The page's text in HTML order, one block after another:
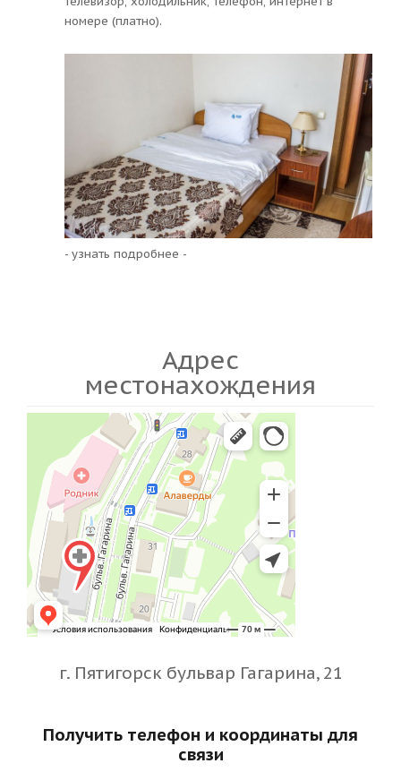
номере (платно).
- узнать подробнее -
Адрес
местонахождения
г. Пятигорск бульвар Гагарина, 21
Получить телефон и координаты для
связи